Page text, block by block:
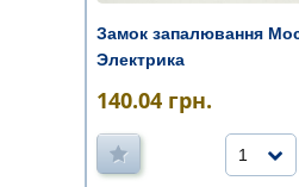
Замок запалювання
Электрика
140.04 грн.
1